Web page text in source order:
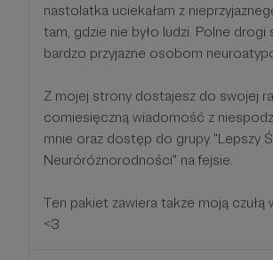
nastolatka uciekałam z
tam, gdzie nie było ludzi. Polne drogi
bardzo przyjazne osobom
Z mojej strony dostajesz do swojej
comiesięczną wiadomość z
mnie oraz dostęp do grupy "Lepszy
Neuróróżnorodności" na fejsie.
Ten pakiet zawiera także moją czułą
<3